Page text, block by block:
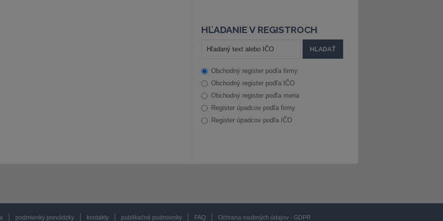
HĽADANIE V REGISTROCH
Obchodný register podľa firmy
Obchodný register podľa IČO
Obchodný register podľa mena
Register úpadcov podľa firmy
Register úpadcov podľa IČO
podmienky prevádzky kontakty publikačné podmienky FAQ Ochrana osobných údajov - GDPR